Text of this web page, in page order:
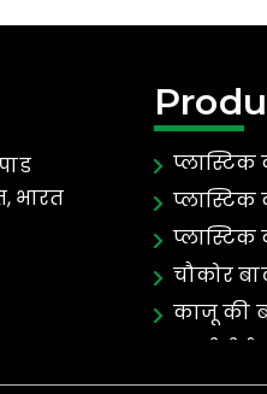
भारत
प्लास्टिक
प्लास्टिक
चौकोर
काजू की
पेंट और